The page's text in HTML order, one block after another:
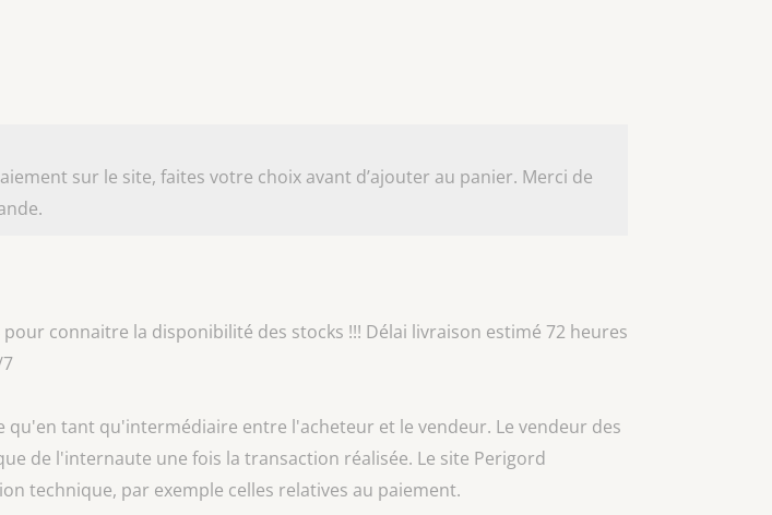
sur le site, faites votre choix avant d’ajouter au panier. Merci de
connaitre la disponibilité des stocks !!! Délai livraison estimé 72 heures
qu'en tant qu'intermédiaire entre l'acheteur et le vendeur. Le vendeur des
de l'internaute une fois la transaction réalisée. Le site Perigord
technique, par exemple celles relatives au paiement.